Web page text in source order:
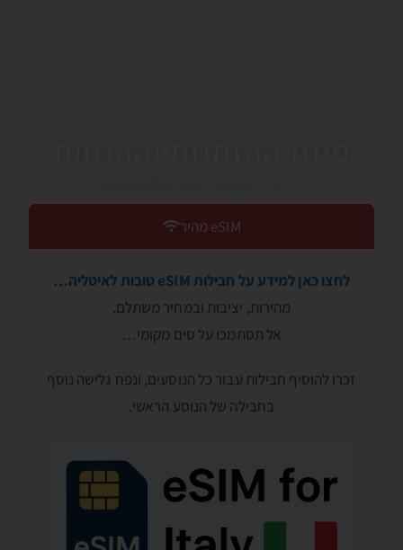
eSIM מהיר
לחצו כאן למידע על חבילות eSIM טובות לאיטליה…
מהירות, יציבות ובמחיר משתלם.
אל תסתמכו על סים מקומי…
זכרו להוסיף חבילות עבור כל הנוסעים, ונפח גלישה נוסף
בחבילה של הנוסע הראשי.